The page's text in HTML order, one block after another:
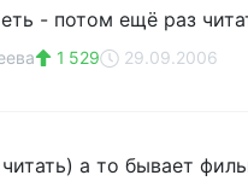
- потом ещё раз
1 529 29.09.2006
а то бывает